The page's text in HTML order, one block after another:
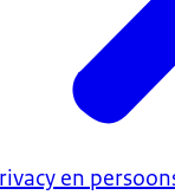
en